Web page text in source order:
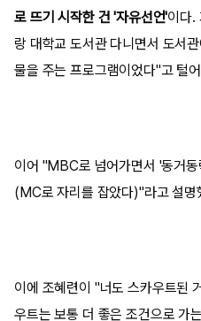
로 뜨기 시작한 건 '자유선언'이다.
랑 대학교 도서관 다니면서 도서
물을 주는 프로그램이었다"고 털
이어 "MBC로 넘어가면서 '동거
(MC로 자리를 잡았다)"라고 설명
이에 조혜련이 "너도 스카우트된
우트는 보통 더 좋은 조건으로 가